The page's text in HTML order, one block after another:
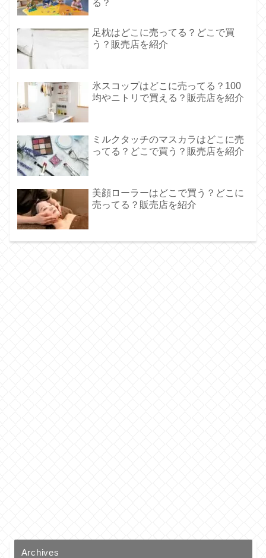
る？
足枕はどこに売ってる？どこで買
う？販売店を紹介
氷スコップはどこに売ってる？100
均やニトリで買える？販売店を紹介
ミルクタッチのマスカラはどこに売
ってる？どこで買う？販売店を紹介
美顔ローラーはどこで買う？どこに
売ってる？販売店を紹介
Archives